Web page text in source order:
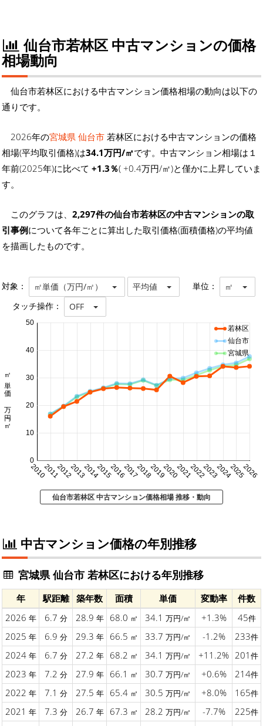
仙台市若林区 中古マンションの価格
相場動向
仙台市若林区における中古マンション価格相場の動向は以下の
通りです。
2026年の宮城県 仙台市 若林区における中古マンションの価格
相場(平均取引価格)は34.1万円/㎡です。中古マンション相場は１
年前(2025年)に比べて +1.3％( +0.4万円/㎡)と僅かに上昇していま
す。
このグラフは、 2,297件の仙台市若林区の中古マンションの取
引事例について各年ごとに算出した取引価格(面積価格)の平均値
を描画したものです。
対象： ㎡単価（万円/㎡） 平均値 単位： ㎡
タッチ操作： OFF
20102011201220132014201520162017201820192020202120222023202420252026
0
10
20
30
40
50
㎡単価 万円/㎡
若林区
仙台市
宮城県
仙台市若林区 中古マンション価格相場 推移・動向
中古マンション価格の年別推移
宮城県 仙台市 若林区における年別推移
年 駅距離 築年数 面積 単価 変動率
件数
2026 年 6.7 分 28.9 年 68.0 ㎡ 34.1 万円/㎡ +1.3% 45件
2025 年 6.9 分 29.3 年 66.5 ㎡ 33.7 万円/㎡ -1.2% 233件
2024 年 6.7 分 27.2 年 68.2 ㎡ 34.1 万円/㎡ +11.2% 201 件
2023 年 7.2 分 27.9 年 66.1 ㎡ 30.7 万円/㎡ +0.6% 214件
2022 年 7.1 分 27.5 年 65.4 ㎡ 30.5 万円/㎡ +8.0% 165件
2021 年 7.3 分 26.7 年 67.3 ㎡ 28.2 万円/㎡ -7.7% 225件